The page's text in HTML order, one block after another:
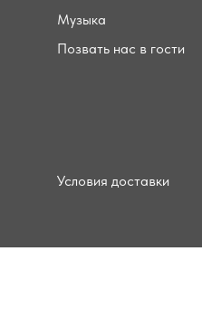
Музыка
Позвать нас в гости
Условия доставки